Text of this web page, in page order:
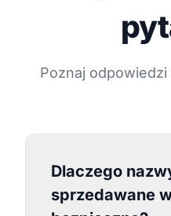
Poznaj
Dlaczego
sprzedawane